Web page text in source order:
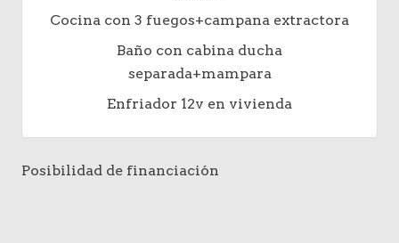
Cocina con 3 fuegos+campana extractora
Baño con cabina ducha
separada+mampara
Enfriador 12v en vivienda
Posibilidad de financiación